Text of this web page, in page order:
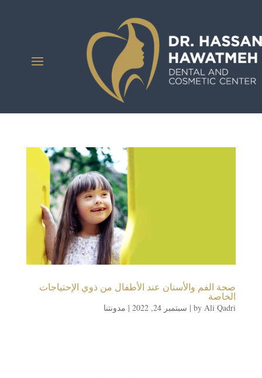
صحة الفم والأسنان عند الأطفال من ذوي الإحتياجات
الخاصة
by Ali Qadri
| سبتمبر 24, 2022 | مدونتنا